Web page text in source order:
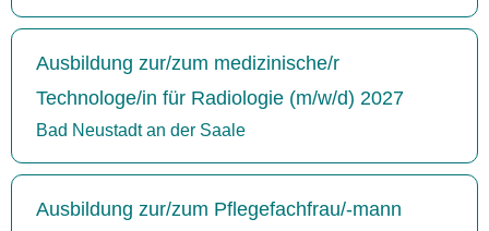
Ausbildung zur/zum medizinische/r
Technologe/in für Radiologie (m/w/d) 2027
Bad Neustadt an der Saale
Ausbildung zur/zum Pflegefachfrau/-mann